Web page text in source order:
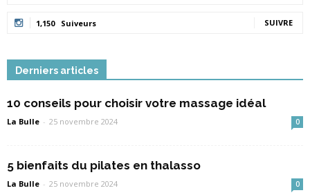
1,150 Suiveurs SUIVRE
Derniers articles
10 conseils pour choisir votre massage idéal
La Bulle - 25 novembre 2024 0
5 bienfaits du pilates en thalasso
La Bulle - 25 novembre 2024 0